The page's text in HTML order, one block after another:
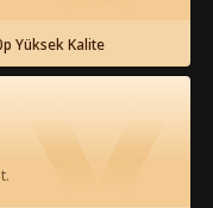
İzle
Yüksek Kalite